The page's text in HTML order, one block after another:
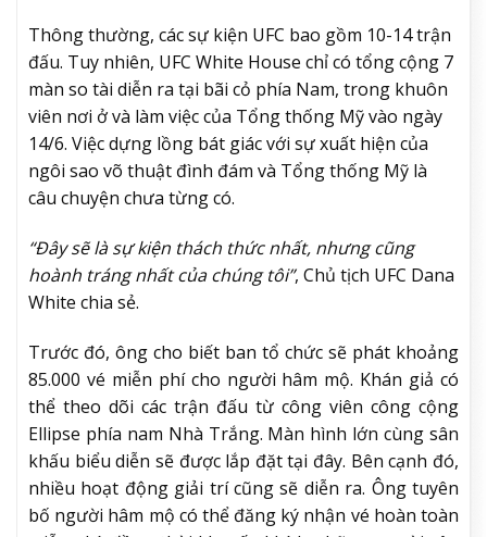
Thông thường, các sự kiện UFC bao gồm 10-14 trận
đấu. Tuy nhiên, UFC White House chỉ có tổng cộng 7
màn so tài diễn ra tại bãi cỏ phía Nam, trong khuôn
viên nơi ở và làm việc của Tổng thống Mỹ vào ngày
14/6. Việc dựng lồng bát giác với sự xuất hiện của
ngôi sao võ thuật đình đám và Tổng thống Mỹ là
câu chuyện chưa từng có.
“Đây sẽ là sự kiện thách thức nhất, nhưng cũng
hoành tráng nhất của chúng tôi”, Chủ tịch UFC Dana
White chia sẻ.
Trước đó, ông cho biết ban tổ chức sẽ phát khoảng
85.000 vé miễn phí cho người hâm mộ. Khán giả có
thể theo dõi các trận đấu từ công viên công cộng
Ellipse phía nam Nhà Trắng. Màn hình lớn cùng sân
khấu biểu diễn sẽ được lắp đặt tại đây. Bên cạnh đó,
nhiều hoạt động giải trí cũng sẽ diễn ra. Ông tuyên
bố người hâm mộ có thể đăng ký nhận vé hoàn toàn